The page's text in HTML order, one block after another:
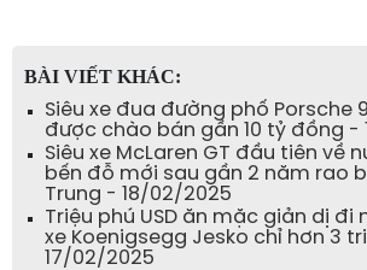
BÀI VIẾT KHÁC:
Siêu xe đua đường phố Porsche
được chào bán gần 10 tỷ đồng -
Siêu xe McLaren GT đầu tiên về
bến đỗ mới sau gần 2 năm rao
Trung - 18/02/2025
Triệu phú USD ăn mặc giản dị đi
xe Koenigsegg Jesko chỉ hơn 3
17/02/2025